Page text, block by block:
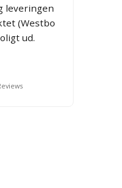
leveringen
(Westbo
ud.